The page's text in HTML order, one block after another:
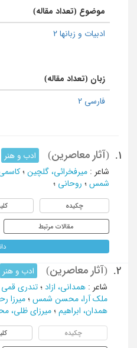
موضوع (تعداد مقاله)
ادبیات و زبانها 2
زبان (تعداد مقاله)
فارسی 2
1. (آثار معاصرین)
ادب و هنر
شاعر : میرفخرائی، گلچین ؛
شمس ؛ روحانی ؛
چکیده
مقالات مرتبط
2. (آثار معاصرین)
ادب و هنر
شاعر : همدانی، ازاد ؛ تندری قمی
ملک آرا، محسن شمس ؛ میرزا
همدان، ابراهیم ؛ میرزای ظلی،
چکیده